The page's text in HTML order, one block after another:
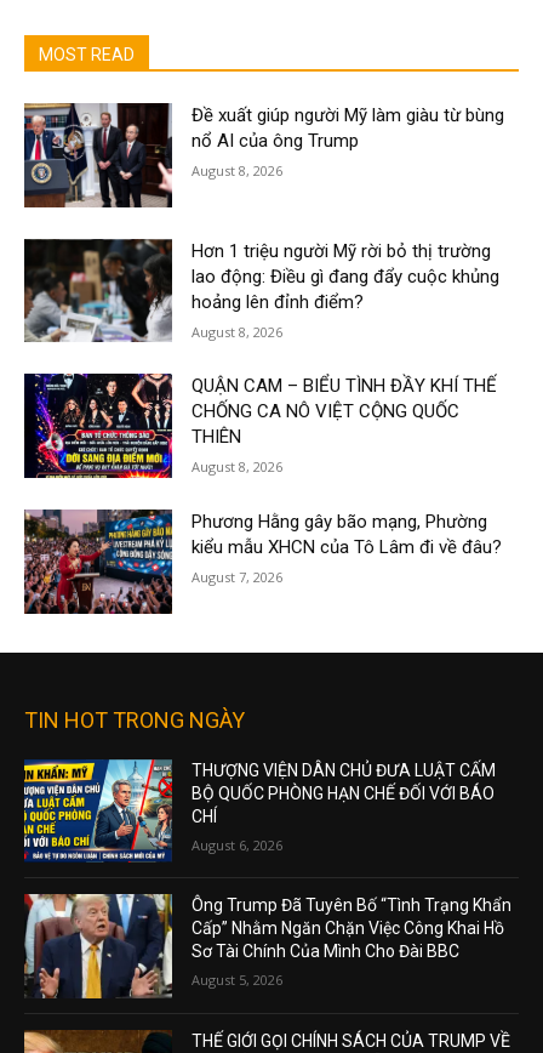
MOST READ
Đề xuất giúp người Mỹ làm giàu từ bùng
nổ AI của ông Trump
August 8, 2026
Hơn 1 triệu người Mỹ rời bỏ thị trường
lao động: Điều gì đang đẩy cuộc khủng
hoảng lên đỉnh điểm?
August 8, 2026
QUẬN CAM – BIỂU TÌNH ĐẦY KHÍ THẾ
CHỐNG CA NÔ VIỆT CỘNG QUỐC
THIÊN
August 8, 2026
Phương Hằng gây bão mạng, Phường
kiểu mẫu XHCN của Tô Lâm đi về đâu?
August 7, 2026
TIN HOT TRONG NGÀY
THƯỢNG VIỆN DÂN CHỦ ĐƯA LUẬT CẤM
BỘ QUỐC PHÒNG HẠN CHẾ ĐỐI VỚI BÁO
CHÍ
August 6, 2026
Ông Trump Đã Tuyên Bố “Tình Trạng Khẩn
Cấp” Nhằm Ngăn Chặn Việc Công Khai Hồ
Sơ Tài Chính Của Mình Cho Đài BBC
August 5, 2026
THẾ GIỚI GỌI CHÍNH SÁCH CỦA TRUMP VỀ